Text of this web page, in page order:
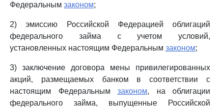
Федеральным законом;
2) эмиссию Российской Федерацией облигаций
федерального займа с учетом условий,
установленных настоящим Федеральным законом;
3) заключение договора мены привилегированных
акций, размещаемых банком в соответствии с
настоящим Федеральным законом, на облигации
федерального займа, выпущенные Российской